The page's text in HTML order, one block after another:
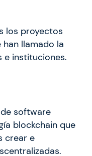
los proyectos
llamado la
e instituciones.
software
blockchain que
crear e